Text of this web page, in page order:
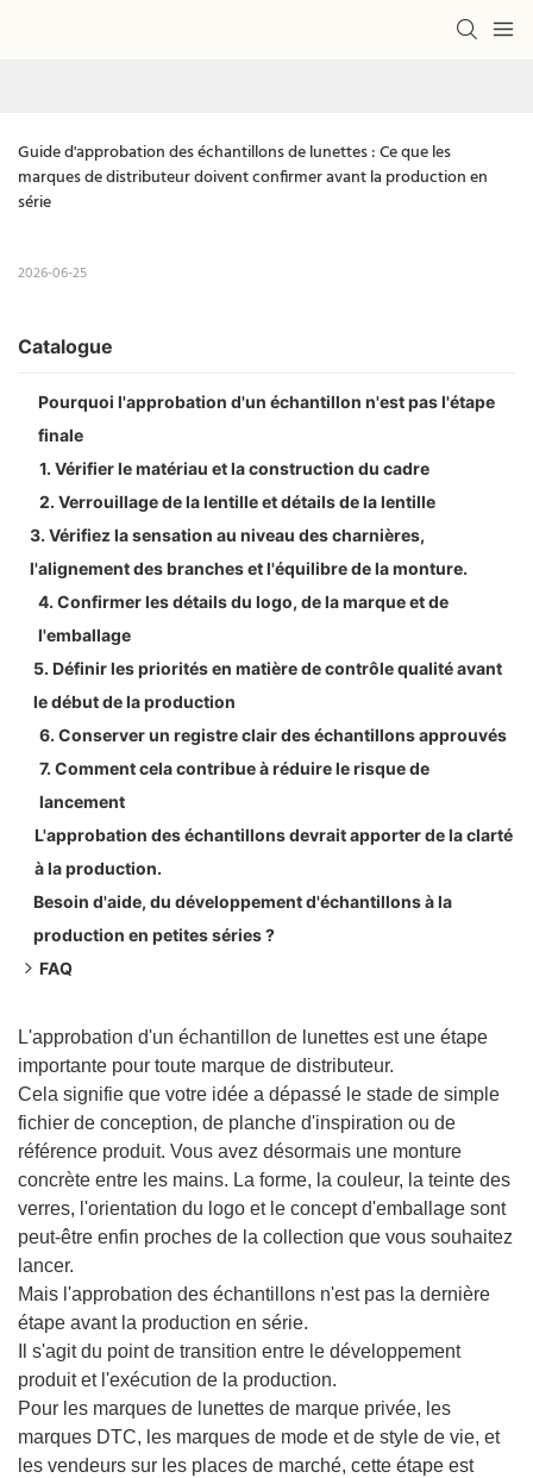
Guide d'approbation des échantillons de lunettes : Ce que les
marques de distributeur doivent confirmer avant la production en
série
2026-06-25
Catalogue
Pourquoi l'approbation d'un échantillon n'est pas l'étape
finale
1. Vérifier le matériau et la construction du cadre
2. Verrouillage de la lentille et détails de la lentille
3. Vérifiez la sensation au niveau des charnières,
l'alignement des branches et l'équilibre de la monture.
4. Confirmer les détails du logo, de la marque et de
l'emballage
5. Définir les priorités en matière de contrôle qualité avant
le début de la production
6. Conserver un registre clair des échantillons approuvés
7. Comment cela contribue à réduire le risque de
lancement
L'approbation des échantillons devrait apporter de la clarté
à la production.
Besoin d'aide, du développement d'échantillons à la
production en petites séries ?
FAQ
Pourquoi l'approbation des échantillons est-elle importante
pour les marques de lunettes de marque privée ?
Que doivent vérifier les acheteurs avant d'approuver un
échantillon de lunettes ?
Un seul échantillon approuvé suffit-il avant la production
en série ?
Hisight peut-il prendre en charge une production de
lunettes avec MOQ flexible ?
L'approbation d'un échantillon de lunettes est une étape
importante pour toute marque de distributeur.
Cela signifie que votre idée a dépassé le stade de simple
fichier de conception, de planche d'inspiration ou de
référence produit. Vous avez désormais une monture
concrète entre les mains. La forme, la couleur, la teinte des
verres, l'orientation du logo et le concept d'emballage sont
peut-être enfin proches de la collection que vous souhaitez
lancer.
Mais l'approbation des échantillons n'est pas la dernière
étape avant la production en série.
Il s'agit du point de transition entre le développement
produit et l'exécution de la production.
Pour les marques de lunettes de marque privée, les
marques DTC, les marques de mode et de style de vie, et
les vendeurs sur les places de marché, cette étape est